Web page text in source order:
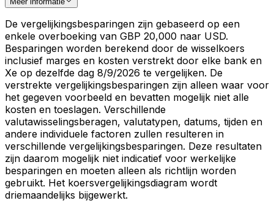
De vergelijkingsbesparingen zijn gebaseerd op een
enkele overboeking van GBP 20,000 naar USD.
Besparingen worden berekend door de wisselkoers
inclusief marges en kosten verstrekt door elke bank en
Xe op dezelfde dag 8/9/2026 te vergelijken. De
verstrekte vergelijkingsbesparingen zijn alleen waar voor
het gegeven voorbeeld en bevatten mogelijk niet alle
kosten en toeslagen. Verschillende
valutawisselingsberagen, valutatypen, datums, tijden en
andere individuele factoren zullen resulteren in
verschillende vergelijkingsbesparingen. Deze resultaten
zijn daarom mogelijk niet indicatief voor werkelijke
besparingen en moeten alleen als richtlijn worden
gebruikt. Het koersvergelijkingsdiagram wordt
driemaandelijks bijgewerkt.